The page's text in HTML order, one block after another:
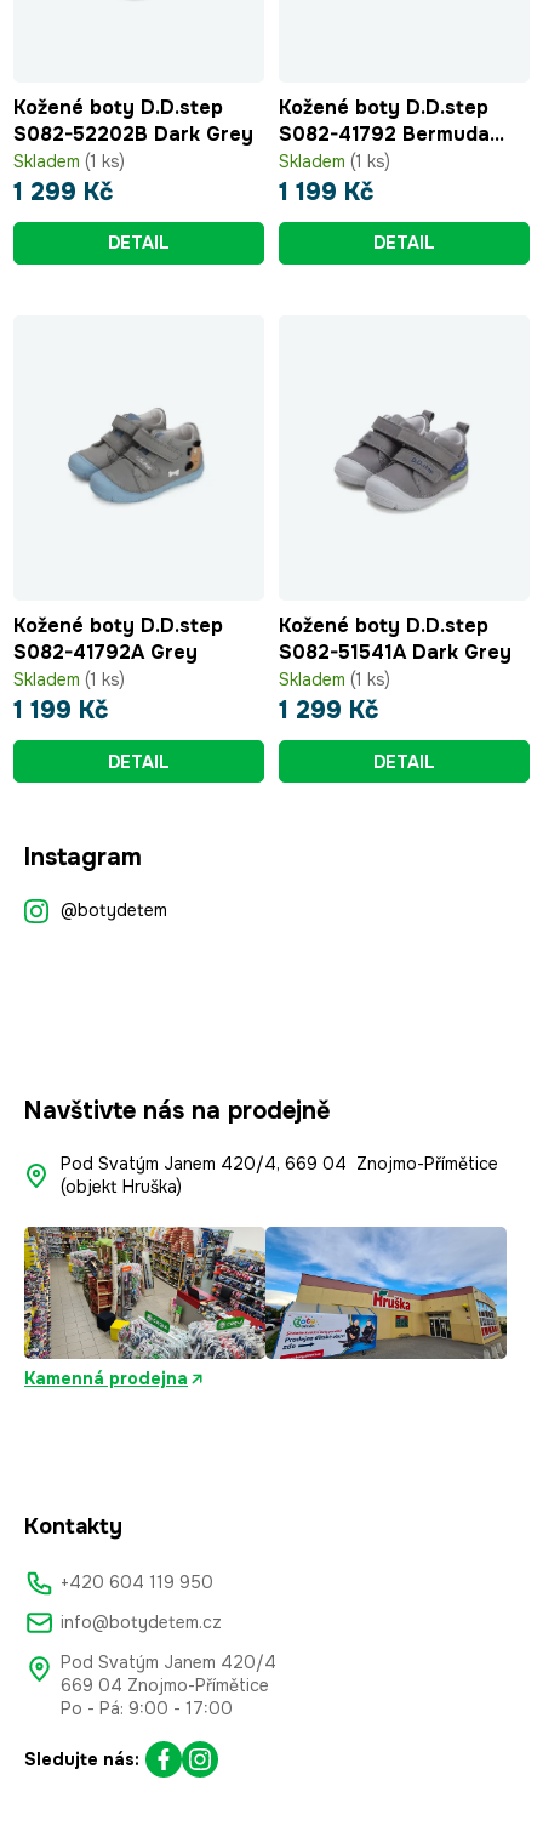
Kožené boty D.D.step
S082-52202B Dark Grey
Skladem (1 ks)
1 299 Kč
DETAIL
Kožené boty D.D.step
S082-41792 Bermuda
Blue
Skladem (1 ks)
1 199 Kč
DETAIL
Kožené boty D.D.step
S082-41792A Grey
Skladem (1 ks)
1 199 Kč
DETAIL
Kožené boty D.D.step
S082-51541A Dark Grey
Skladem (1 ks)
1 299 Kč
DETAIL
Instagram
@botydetem
Navštivte nás na prodejně
Pod Svatým Janem 420/4, 669 04 Znojmo-Přímětice
(objekt Hruška)
Kamenná prodejna
Kontakty
+420 604 119 950
info@botydetem.cz
Pod Svatým Janem 420/4
669 04 Znojmo-Přímětice
Po - Pá: 9:00 - 17:00
Sledujte nás: